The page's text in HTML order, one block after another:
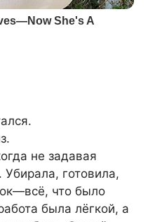
не задавая
готовила,
что было
была лёгкой, а